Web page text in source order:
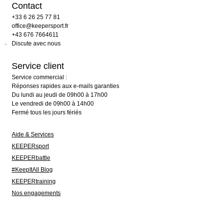
Contact
+33 6 26 25 77 81
office@keepersport.fr
+43 676 7664611
Discute avec nous
Service client
Service commercial :
Réponses rapides aux e-mails garanties
Du lundi au jeudi de 09h00 à 17h00
Le vendredi de 09h00 à 14h00
Fermé tous les jours fériés
Aide & Services
KEEPERsport
KEEPERbattle
#KeepItAll Blog
KEEPERtraining
Nos engagements